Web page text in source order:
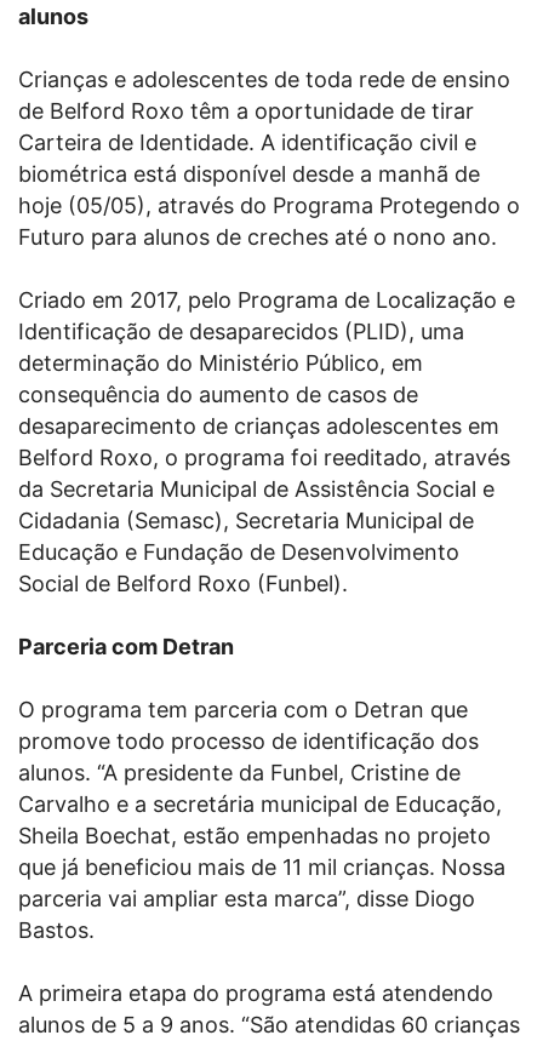
alunos
Crianças e adolescentes de toda rede de ensino
de Belford Roxo têm a oportunidade de tirar
Carteira de Identidade. A identificação civil e
biométrica está disponível desde a manhã de
hoje (05/05), através do Programa Protegendo o
Futuro para alunos de creches até o nono ano.
Criado em 2017, pelo Programa de Localização e
Identificação de desaparecidos (PLID), uma
determinação do Ministério Público, em
consequência do aumento de casos de
desaparecimento de crianças adolescentes em
Belford Roxo, o programa foi reeditado, através
da Secretaria Municipal de Assistência Social e
Cidadania (Semasc), Secretaria Municipal de
Educação e Fundação de Desenvolvimento
Social de Belford Roxo (Funbel).
Parceria com Detran
O programa tem parceria com o Detran que
promove todo processo de identificação dos
alunos. “A presidente da Funbel, Cristine de
Carvalho e a secretária municipal de Educação,
Sheila Boechat, estão empenhadas no projeto
que já beneficiou mais de 11 mil crianças. Nossa
parceria vai ampliar esta marca”, disse Diogo
Bastos.
A primeira etapa do programa está atendendo
alunos de 5 a 9 anos. “São atendidas 60 crianças